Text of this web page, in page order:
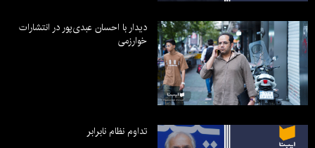
دیدار با احسان عبدی‌پور در انتشارات
خوارزمی
تداوم نظام نابرابر